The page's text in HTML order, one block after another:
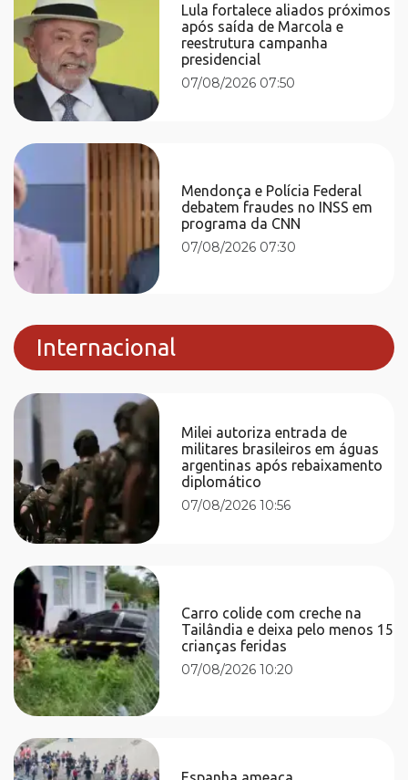
Lula fortalece aliados próximos
após saída de Marcola e
reestrutura campanha
presidencial
07/08/2026 07:50
Mendonça e Polícia Federal
debatem fraudes no INSS em
programa da CNN
07/08/2026 07:30
Internacional
Milei autoriza entrada de
militares brasileiros em águas
argentinas após rebaixamento
diplomático
07/08/2026 10:56
Carro colide com creche na
Tailândia e deixa pelo menos 15
crianças feridas
07/08/2026 10:20